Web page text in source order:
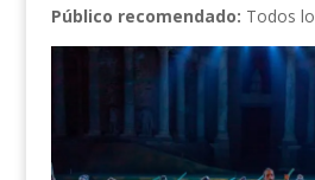
Público recomendado: Todos